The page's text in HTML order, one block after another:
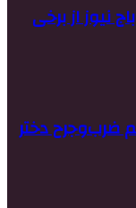
نیوز از برخی
ضرب‌وجرح دختر